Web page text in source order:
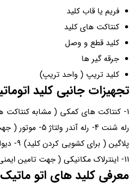
فریم یا قاب کلید
کنتاکت های کلید
کلید قطع و وصل
جرقه گیر ها
کلید تریپ ( واحد تریپ)
تجهیزات جانبی کلید
11- اینترلاک مکانیکی ( جهت تامین ایمنی بیشتر از افراد و تاسیسات در محل های پر حادثه)
معرفی کلید های اتو